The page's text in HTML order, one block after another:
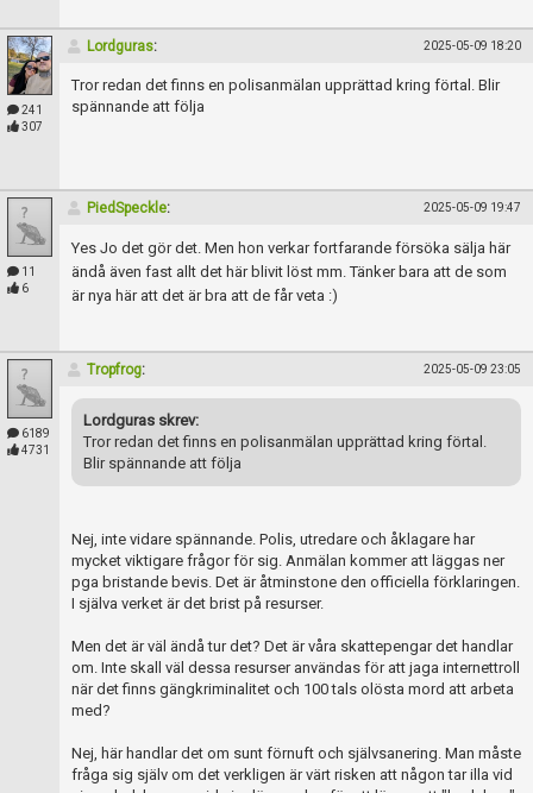
241
307
Lordguras: 2025-05-09 18:20
Tror redan det finns en polisanmälan upprättad kring förtal. Blir
spännande att följa
11
6
PiedSpeckle: 2025-05-09 19:47
Yes Jo det gör det. Men hon verkar fortfarande försöka sälja här
ändå även fast allt det här blivit löst mm. Tänker bara att de som
är nya här att det är bra att de får veta :)
6189
4731
Tropfrog: 2025-05-09 23:05
Lordguras skrev:
Tror redan det finns en polisanmälan upprättad kring förtal.
Blir spännande att följa
Nej, inte vidare spännande. Polis, utredare och åklagare har
mycket viktigare frågor för sig. Anmälan kommer att läggas ner
pga bristande bevis. Det är åtminstone den officiella förklaringen.
I själva verket är det brist på resurser.
Men det är väl ändå tur det? Det är våra skattepengar det handlar
om. Inte skall väl dessa resurser användas för att jaga internettroll
när det finns gängkriminalitet och 100 tals olösta mord att arbeta
med?
Nej, här handlar det om sunt förnuft och självsanering. Man måste
fråga sig själv om det verkligen är värt risken att någon tar illa vid